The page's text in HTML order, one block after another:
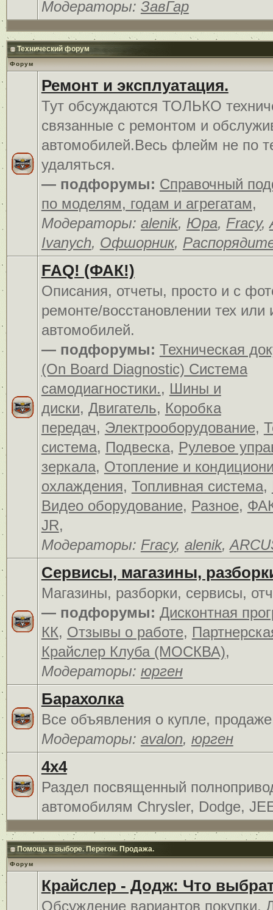
Модераторы: ЗавГар
Технический форум
Форум
Ремонт и эксплуатация.
Тут обсуждаются ТОЛЬКО
связанные с ремонтом и
автомобилей.Весь флейм не по
удаляться.
— подфорумы: Справочный
по моделям, годам и агрегатам,
Модераторы: alenik, Юра, Fracy,
Ivanych, Офшорник,
FAQ! (ФАК!)
Описания, отчеты, просто и c
ремонте/восстановлении тех или
автомобилей.
— подфорумы: Техническая
(On Board Diagnostic) Система
самодиагностики., Шины и
диски, Двигатель, Коробка
передач, Электрооборудование,
система, Подвеска, Рулевое
зеркала, Отопление и
охлаждения, Топливная система,
Видео оборудование, Разное,
JR,
Модераторы: Fracy, alenik,
Сервисы, магазины,
Магазины, разборки, сервисы,
— подфорумы: Дисконтная
КК, Отзывы о работе,
Крайслер Клуба (МОСКВА),
Модераторы: юрген
Барахолка
Все объявления о купле,
Модераторы: avalon, юрген
4x4
Раздел посвященный
автомобилям Chrysler, Dodge,
Помощь в выборе. Перегон. Продажа.
Форум
Крайслер - Додж: Что
Обсуждение вариантов покупки.